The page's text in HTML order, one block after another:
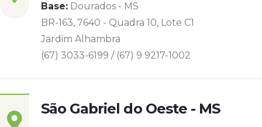
Base: Dourados - MS
BR-163, 7640 - Quadra 10, Lote C1
Jardim Alhambra
(67) 3033-6199 / (67) 9 9217-1002
São Gabriel do Oeste - MS